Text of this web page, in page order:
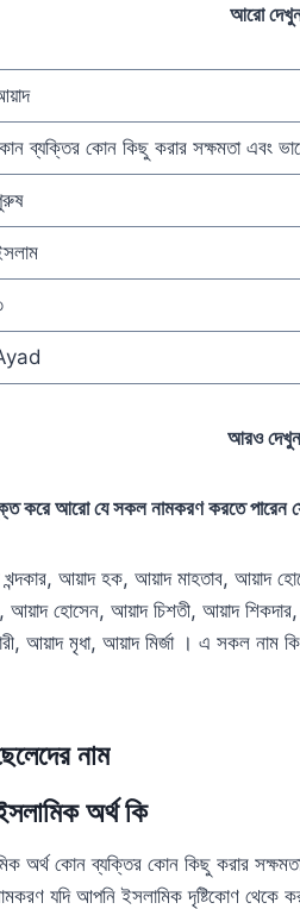
আরো
ব্যক্তির কোন কিছু করার সক্ষমতা এবং
আরও
করে আরো যে সকল নামকরণ করতে পারেন
খন্দকার, আয়াদ হক, আয়াদ মাহতাব, আয়াদ
হোসেন, আয়াদ চিশতী, আয়াদ
আয়াদ মৃধা, আয়াদ মির্জা । এ সকল নাম
নাম
অর্থ কি
অর্থ কোন ব্যক্তির কোন কিছু করার
যদি আপনি ইসলামিক দৃষ্টিকোণ থেকে